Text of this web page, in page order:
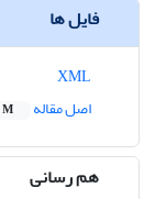
فایل ها
اصل مقاله
هم رسانی